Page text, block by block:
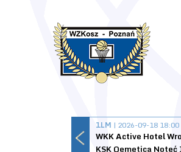
1LM | 2026-09-18 18:00
WKK Active Hotel